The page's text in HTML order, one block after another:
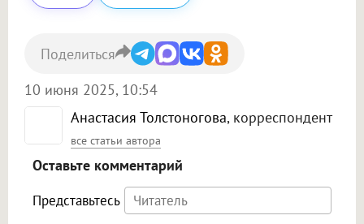
Анастасия Толстоногова, корреспондент
все статьи автора
10 июня 2025, 10:54
Поделиться
Оставьте комментарий
Представьтесь